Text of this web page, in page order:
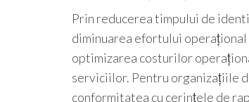
Prin reducerea timpului de
diminuarea efortului operațional
optimizarea costurilor
serviciilor. Pentru organizațiile
conformitatea cu cerințele de